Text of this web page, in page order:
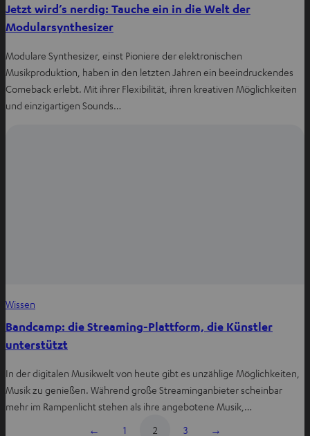
Jetzt wird’s nerdig: Tauche ein in die Welt der
Modularsynthesizer
Modulare Synthesizer, einst Pioniere der elektronischen
Musikproduktion, haben in den letzten Jahren ein beeindruckendes
Comeback erlebt. Mit ihrer Flexibilität, ihren kreativen Möglichkeiten
und einzigartigen Sounds…
Wissen
Bandcamp: die Streaming-Plattform, die Künstler
unterstützt
In der digitalen Musikwelt von heute gibt es unzählige Möglichkeiten,
Musik zu genießen. Während große Streaminganbieter scheinbar
mehr im Rampenlicht stehen als ihre angebotene Musik,…
←
1 2 3 →